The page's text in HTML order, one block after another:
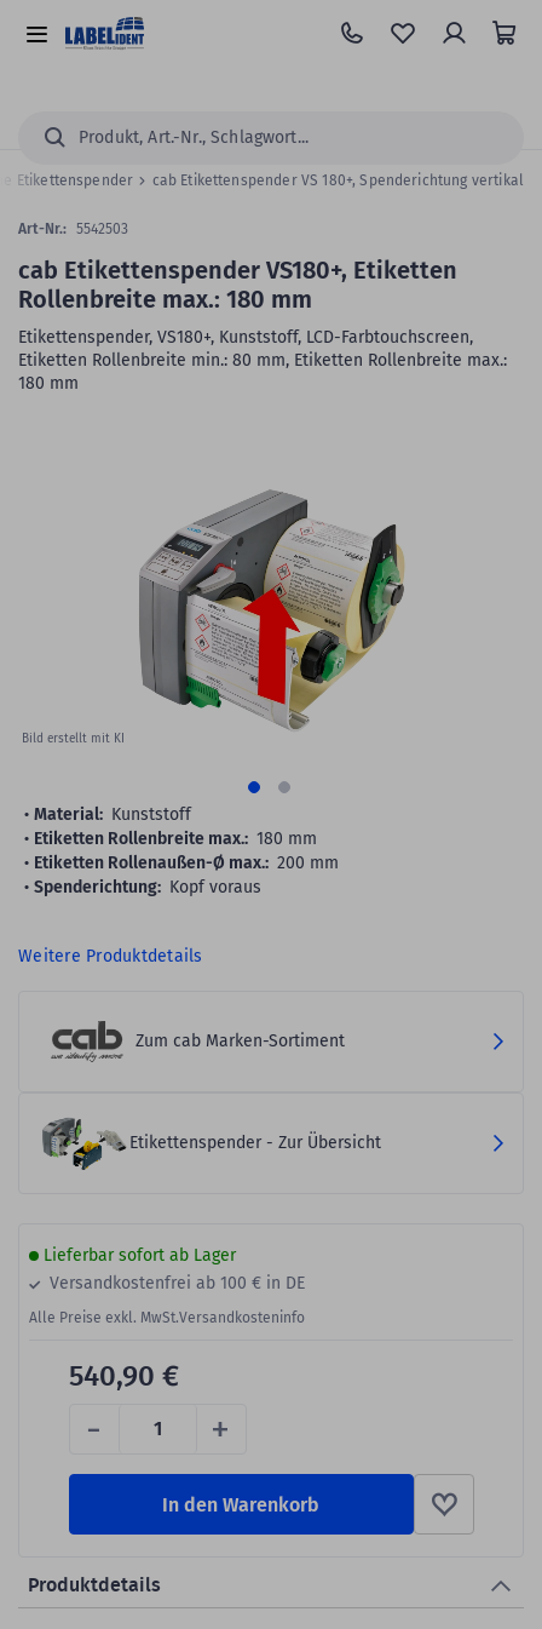
Hauptinhalt
springen
Alle
Suchen...
Etikettenspender cab Etikettenspender VS 180+, Spenderichtung vertikal
Bild erstellt mit KI
cab Etikettenspender VS180+, Etiketten
Rollenbreite max.: 180 mm
Etikettenspender, VS180+, Kunststoff, LCD-Farbtouchscreen,
Etiketten Rollenbreite min.: 80 mm, Etiketten Rollenbreite max.:
180 mm
Art-Nr.: 5542503
Material: Kunststoff
Etiketten Rollenbreite max.: 180 mm
Etiketten Rollenaußen-Ø max.: 200 mm
Spenderichtung: Kopf voraus
Weitere Produktdetails
Zum cab Marken-Sortiment
Etikettenspender - Zur Übersicht
Lieferbar sofort ab Lager
Versandkostenfrei ab 100 € in DE
Alle Preise exkl. MwSt.Versandkosteninfo
- +
540,90 €
In den Warenkorb
Produktdetails